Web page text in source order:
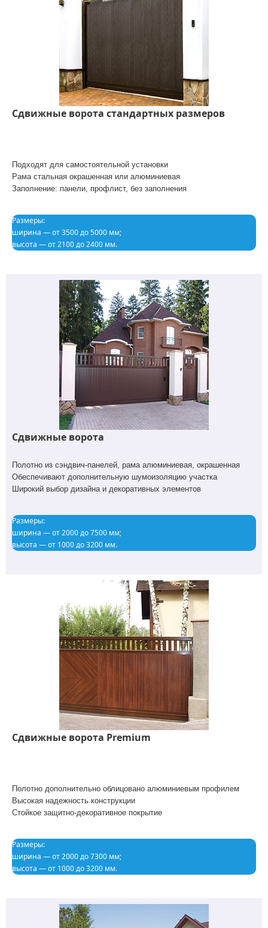
Сдвижные ворота стандартных размеров
Подходят для самостоятельной установки
Рама стальная окрашенная или алюминиевая
Заполнение: панели, профлист, без заполнения
Размеры:
ширина — от 3500 до 5000 мм;
высота — от 2100 до 2400 мм.
Сдвижные ворота
Полотно из сэндвич-панелей, рама алюминиевая, окрашенная
Обеспечивают дополнительную шумоизоляцию участка
Широкий выбор дизайна и декоративных элементов
Размеры:
ширина — от 2000 до 7500 мм;
высота — от 1000 до 3200 мм.
Сдвижные ворота Premium
Полотно дополнительно облицовано алюминиевым профилем
Высокая надежность конструкции
Стойкое защитно-декоративное покрытие
Размеры:
ширина — от 2000 до 7300 мм;
высота — от 1000 до 3200 мм.